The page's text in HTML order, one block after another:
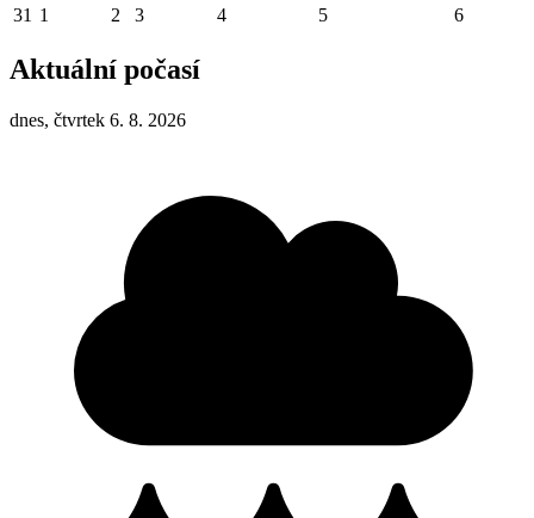
31 1 2 3 4 5 6
Aktuální počasí
dnes, čtvrtek 6. 8. 2026